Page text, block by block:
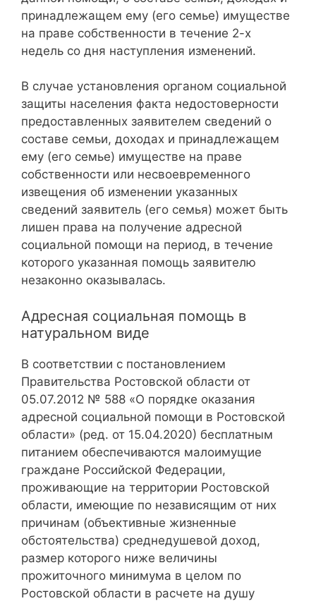
принадлежащем ему (его семье) имуществе
на праве собственности в течение 2-х
недель со дня наступления изменений.
В случае установления органом социальной
защиты населения факта недостоверности
предоставленных заявителем сведений о
составе семьи, доходах и принадлежащем
ему (его семье) имуществе на праве
собственности или несвоевременного
извещения об изменении указанных
сведений заявитель (его семья) может быть
лишен права на получение адресной
социальной помощи на период, в течение
которого указанная помощь заявителю
незаконно оказывалась.
Адресная социальная помощь в
натуральном виде
В соответствии с постановлением
Правительства Ростовской области от
05.07.2012 № 588 «О порядке оказания
адресной социальной помощи в Ростовской
области» (ред. от 15.04.2020) бесплатным
питанием обеспечиваются малоимущие
граждане Российской Федерации,
проживающие на территории Ростовской
области, имеющие по независящим от них
причинам (объективные жизненные
обстоятельства) среднедушевой доход,
размер которого ниже величины
прожиточного минимума в целом по
Ростовской области в расчете на душу